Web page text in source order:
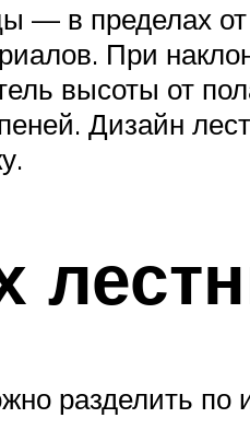
— в пределах
При
высоты от
Дизайн
разделить по